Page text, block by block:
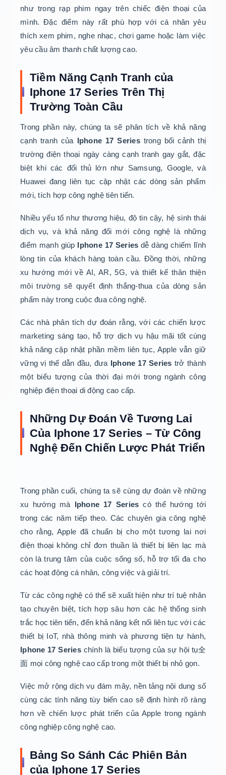
như trong rạp phim ngay trên chiếc điện thoại của
mình. Đặc điểm này rất phù hợp với cá nhân yêu
thích xem phim, nghe nhạc, chơi game hoặc làm việc
yêu cầu âm thanh chất lượng cao.
Tiềm Năng Cạnh Tranh của
Iphone 17 Series Trên Thị
Trường Toàn Cầu
Trong phần này, chúng ta sẽ phân tích về khả năng
cạnh tranh của Iphone 17 Seriestrong bối cảnh thị
trường điện thoại ngày càng cạnh tranh gay gắt, đặc
biệt khi các đối thủ lớn như Samsung, Google, và
Huawei đang liên tục cập nhật các dòng sản phẩm
mới, tích hợp công nghệ tiên tiến.
Nhiều yếu tố như thương hiệu, độ tin cậy, hệ sinh thái
dịch vụ, và khả năng đổi mới công nghệ là những
điểm mạnh giúp Iphone 17 Series dễ dàng chiếm lĩnh
lòng tin của khách hàng toàn cầu. Đồng thời, những
xu hướng mới về AI, AR, 5G, và thiết kế thân thiện
môi trường sẽ quyết định thắng-thua của dòng sản
phẩm này trong cuộc đua công nghệ.
Các nhà phân tích dự đoán rằng, với các chiến lược
marketing sáng tạo, hỗ trợ dịch vụ hậu mãi tốt cùng
khả năng cập nhật phần mềm liên tục, Apple vẫn giữ
vững vị thế dẫn đầu, đưa Iphone 17 Series trở thành
một biểu tượng của thời đại mới trong ngành công
nghiệp điện thoại di động cao cấp.
Những Dự Đoán Về Tương Lai
Của Iphone 17 Series – Từ Công
Nghệ Đến Chiến Lược Phát Triển
Trong phần cuối, chúng ta sẽ cùng dự đoán về những
xu hướng mà Iphone 17 Series có thể hướng tới
trong các năm tiếp theo. Các chuyên gia công nghệ
cho rằng, Apple đã chuẩn bị cho một tương lai nơi
điện thoại không chỉ đơn thuần là thiết bị liên lạc mà
còn là trung tâm của cuộc sống số, hỗ trợ tối đa cho
các hoạt động cá nhân, công việc và giải trí.
Từ các công nghệ có thể sẽ xuất hiện như trí tuệ nhân
tạo chuyên biệt, tích hợp sâu hơn các hệ thống sinh
trắc học tiên tiến, đến khả năng kết nối liên tục với các
thiết bị IoT, nhà thông minh và phương tiện tự hành,
Iphone 17 Serieschính là biểu tượng của sự hội tụ全
面 mọi công nghệ cao cấp trong một thiết bị nhỏ gọn.
Việc mở rộng dịch vụ đám mây, nền tảng nội dung số
cùng các tính năng tùy biến cao sẽ định hình rõ ràng
hơn về chiến lược phát triển của Apple trong ngành
công nghiệp công nghệ cao.
Bảng So Sánh Các Phiên Bản
của Iphone 17 Series